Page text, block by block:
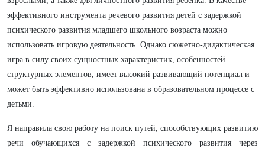
эффективного инструмента речевого развития детей с задержкой
психического развития младшего школьного возраста можно
использовать игровую деятельность. Однако сюжетно-дидактическая
игра в силу своих сущностных характеристик, особенностей
структурных элементов, имеет высокий развивающий потенциал и
может быть эффективно использована в образовательном процессе с
детьми.
Я направила свою работу на поиск путей, способствующих развитию
речи обучающихся с задержкой психического развития через